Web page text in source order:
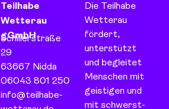
Teilhabe
Wetterau
gGmbH
Schillerstraße
29
63667 Nidda
06043 801 250
info@teilhabe-
Die Teilhabe
Wetterau
fördert,
unterstützt
und begleitet
Menschen mit
geistigen und
mit schwerst-